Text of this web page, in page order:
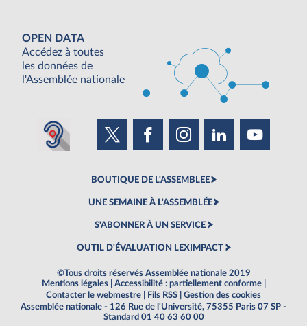
OPEN DATA
Accédez à toutes
les données de
l'Assemblée nationale
BOUTIQUE DE L'ASSEMBLEE
UNE SEMAINE À L'ASSEMBLÉE
S'ABONNER À UN SERVICE
OUTIL D'ÉVALUATION LEXIMPACT
©Tous droits réservés Assemblée nationale 2019
Mentions légales
Accessibilité : partiellement conforme
Contacter le webmestre
Fils RSS
Gestion des cookies
Assemblée nationale - 126 Rue de l'Université, 75355 Paris 07 SP -
Standard 01 40 63 60 00